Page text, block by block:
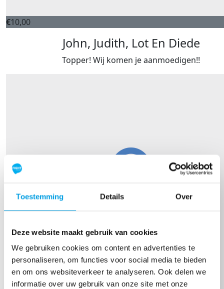
Toestemming Details Over
Deze website maakt gebruik van cookies
We gebruiken cookies om content en advertenties te
personaliseren, om functies voor social media te bieden
en om ons websiteverkeer te analyseren. Ook delen we
informatie over uw gebruik van onze site met onze
€10,00
John, Judith, Lot En Diede
Topper! Wij komen je aanmoedigen!!